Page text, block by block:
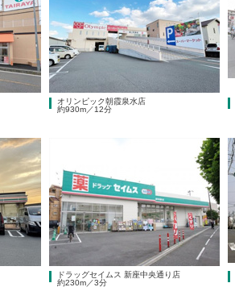
オリンピック朝霞泉水店
約930m／12分
ドラッグセイムス 新座中央通り店
約230m／3分